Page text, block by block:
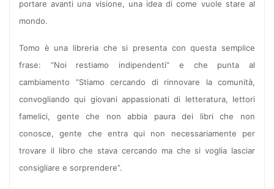
portare avanti una visione, una idea di come vuole stare al
mondo.
Tomo è una libreria che si presenta con questa semplice
frase: “Noi restiamo indipendenti” e che punta al
cambiamento “Stiamo cercando di rinnovare la comunità,
convogliando qui giovani appassionati di letteratura, lettori
famelici, gente che non abbia paura dei libri che non
conosce, gente che entra qui non necessariamente per
trovare il libro che stava cercando ma che si voglia lasciar
consigliare e sorprendere”.